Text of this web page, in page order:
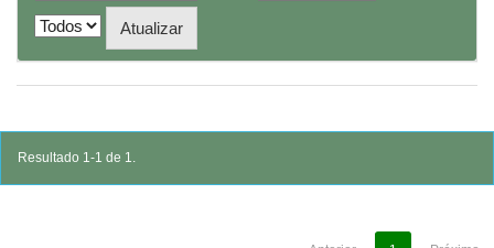
Resultado 1-1 de 1.